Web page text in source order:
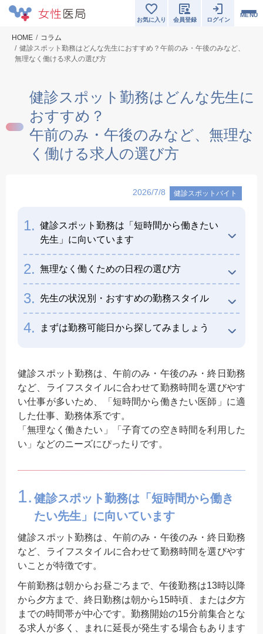
MENU
お気に入り 会員登録 ログイン
HOME
コラム
健診スポット勤務はどんな先生におすすめ？午前のみ・午後のみなど、
無理なく働ける求人の選び方
健診スポット勤務はどんな先生に
おすすめ？
午前のみ・午後のみなど、無理な
く働ける求人の選び方
2026/7/8 健診スポットバイト
1. 健診スポット勤務は「短時間から働きたい
先生」に向いています
2. 無理なく働くための日程の選び方
3. 先生の状況別・おすすめの勤務スタイル
4. まずは勤務可能日から探してみましょう
健診スポット勤務は、午前のみ・午後のみ・終日勤務
など、ライフスタイルに合わせて勤務時間を選びやす
い仕事が多いため、「短時間から働きたい医師」に適
した仕事、勤務体系です。
「無理なく働きたい」「子育ての空き時間を利用した
い」などのニーズにぴったりです。
1. 健診スポット勤務は「短時間から働き
たい先生」に向いています
健診スポット勤務は、午前のみ・午後のみ・終日勤務
など、ライフスタイルに合わせて勤務時間を選びやす
いことが特徴です。
午前勤務は朝からお昼ごろまで、午後勤務は13時以降
から夕方まで、終日勤務は朝から15時頃、または夕方
までの時間帯が中心です。勤務開始の15分前集合とな
る求人が多く、まれに延長が発生する場合もあります